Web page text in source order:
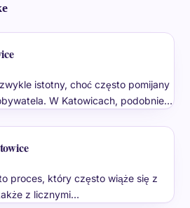
istotny, choć często pomijany
W Katowicach, podobnie…
proces, który często wiąże się z
z licznymi…